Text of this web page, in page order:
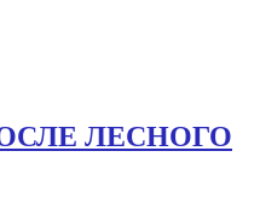
ЛЕСНОГО